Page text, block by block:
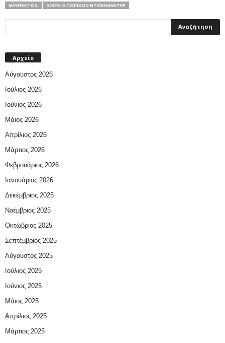
ΝΑΎΠΑΚΤΟΣ
ΣΕΙΡΆ ΙΣΤΟΡΙΚΏΝ ΝΤΟΚΙΜΑΝΤΈΡ
Αρχείο
Αύγουστος 2026
Ιούλιος 2026
Ιούνιος 2026
Μάιος 2026
Απρίλιος 2026
Μάρτιος 2026
Φεβρουάριος 2026
Ιανουάριος 2026
Δεκέμβριος 2025
Νοέμβριος 2025
Οκτώβριος 2025
Σεπτέμβριος 2025
Αύγουστος 2025
Ιούλιος 2025
Ιούνιος 2025
Μάιος 2025
Απρίλιος 2025
Μάρτιος 2025